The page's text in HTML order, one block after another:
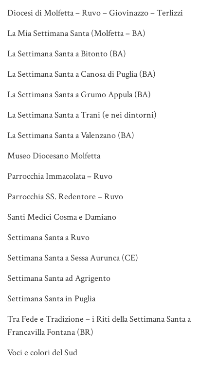
Diocesi di Molfetta – Ruvo – Giovinazzo – Terlizzi
La Mia Settimana Santa (Molfetta – BA)
La Settimana Santa a Bitonto (BA)
La Settimana Santa a Canosa di Puglia (BA)
La Settimana Santa a Grumo Appula (BA)
La Settimana Santa a Trani (e nei dintorni)
La Settimana Santa a Valenzano (BA)
Museo Diocesano Molfetta
Parrocchia Immacolata – Ruvo
Parrocchia SS. Redentore – Ruvo
Santi Medici Cosma e Damiano
Settimana Santa a Ruvo
Settimana Santa a Sessa Aurunca (CE)
Settimana Santa ad Agrigento
Settimana Santa in Puglia
Tra Fede e Tradizione – i Riti della Settimana Santa a
Francavilla Fontana (BR)
Voci e colori del Sud